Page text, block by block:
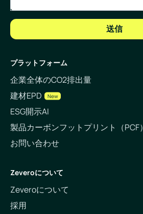
プラットフォーム
企業全体のCO2排出量
建材EPD
New
ESG開示AI
製品カーボンフットプリント（PCF）
お問い合わせ
Zeveroについて
Zeveroについて
採用